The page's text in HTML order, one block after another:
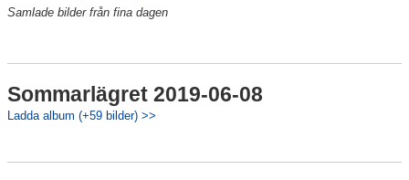
Samlade bilder från fina dagen
Sommarlägret 2019-06-08
Ladda album (+59 bilder) >>